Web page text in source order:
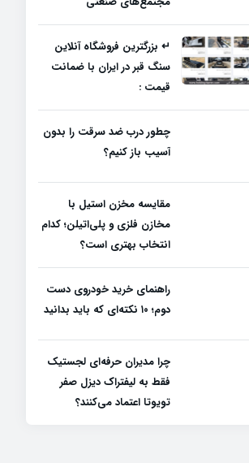
↵ بزرگترین فروشگاه آنلاین
سنگ قبر در ایران با ضمانت
قیمت :
چطور درب ضد سرقت را بدون
آسیب باز کنیم؟
مقایسه مخزن استیل با
مخازن فلزی و پلی‌اتیلن؛ کدام
انتخاب بهتری است؟
راهنمای خرید خودروی دست
دوم؛ ۱۰ نکته‌ای که باید بدانید
چرا مدیران حرفه‌ای لجستیک
فقط به لیفتراک دیزل صفر
تویوتا اعتماد می‌کنند؟